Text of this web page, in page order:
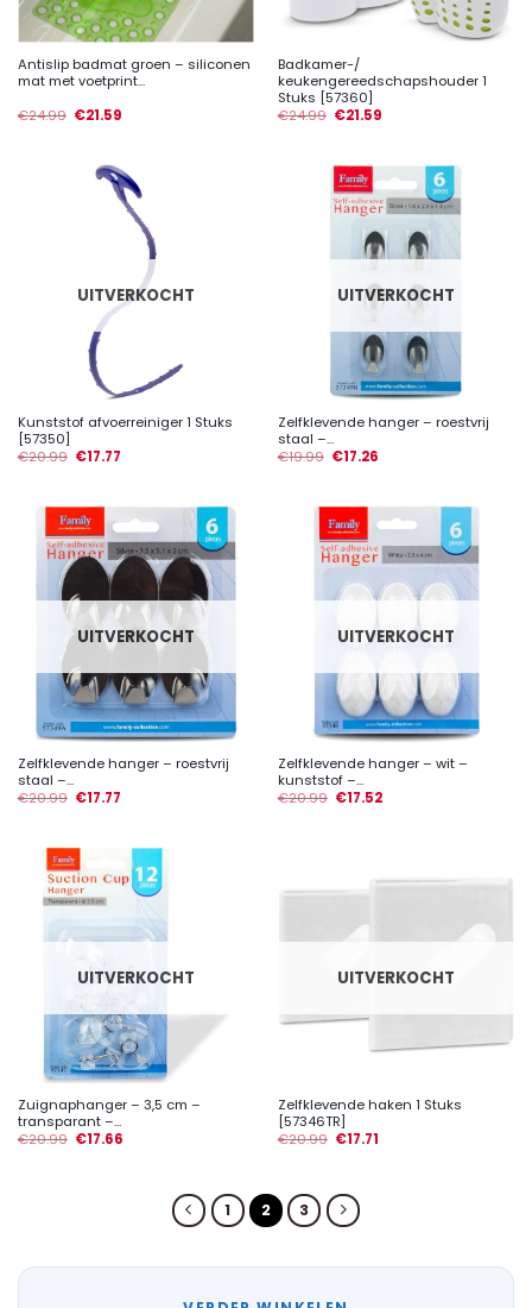
Antislip badmat groen – siliconen
mat met voetprint...
€24.99 €21.59
Badkamer-/
keukengereedschapshouder 1
Stuks [57360]
€24.99 €21.59
UITVERKOCHT
Kunststof afvoerreiniger 1 Stuks
[57350]
€20.99 €17.77
UITVERKOCHT
Zelfklevende hanger – roestvrij
staal –...
€19.99 €17.26
UITVERKOCHT
Zelfklevende hanger – roestvrij
staal –...
€20.99 €17.77
UITVERKOCHT
Zelfklevende hanger – wit –
kunststof –...
€20.99 €17.52
UITVERKOCHT
Zuignaphanger – 3,5 cm –
transparant –...
€20.99 €17.66
UITVERKOCHT
Zelfklevende haken 1 Stuks
[57346TR]
€20.99 €17.71
1 2 3